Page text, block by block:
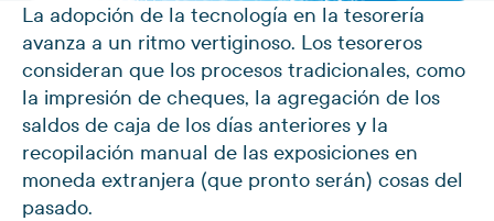
La adopción de la tecnología en la tesorería
avanza a un ritmo vertiginoso. Los tesoreros
consideran que los procesos tradicionales, como
la impresión de cheques, la agregación de los
saldos de caja de los días anteriores y la
recopilación manual de las exposiciones en
moneda extranjera (que pronto serán) cosas del
pasado.